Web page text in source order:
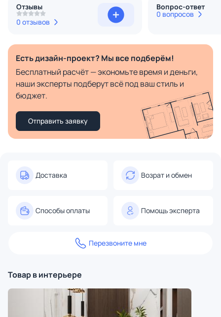
Отзывы
0 отзывов
Вопрос-ответ
0 вопросов
Есть дизайн-проект? Мы все подберём!
Бесплатный расчёт — экономьте время и деньги,
наши эксперты подберут всё под ваш стиль и
бюджет.
Отправить заявку
Доставка Возрат и обмен
Способы оплаты Помощь эксперта
Перезвоните мне
Товар в интерьере